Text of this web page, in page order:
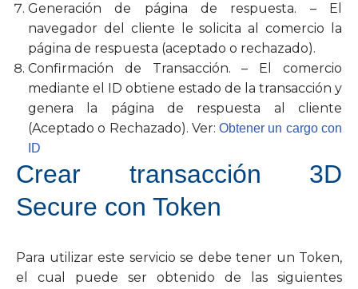
Generación de página de respuesta. – El
navegador del cliente le solicita al comercio la
página de respuesta (aceptado o rechazado).
Confirmación de Transacción. – El comercio
mediante el ID obtiene estado de la transacción y
genera la página de respuesta al cliente
(Aceptado o Rechazado). Ver:Obtener un cargo con
ID
Crear transacción 3D
Secure con Token
Para utilizar este servicio se debe tener un Token,
el cual puede ser obtenido de las siguientes